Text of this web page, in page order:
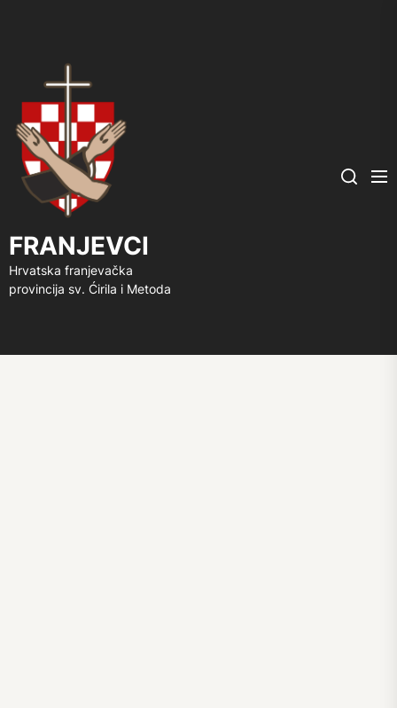
FRANJEVCI
Hrvatska franjevačka
provincija sv. Ćirila i Metoda
Search